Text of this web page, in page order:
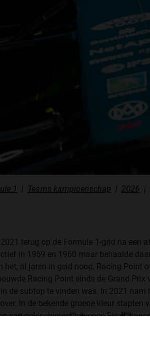
1 Teams kampioenschap 2026
terug op de Formule 1-grid na een
in 1959 en 1960 maar behaalde
het, al jaren in geld nood, Racing Point
Racing Point sinds de Grand Prix
de subtop te vinden was. In 2021 nam
In de bekende groene kleur stapten
van geldschieter Lawrence Stroll,
veel indruk. In 2021 werd het team